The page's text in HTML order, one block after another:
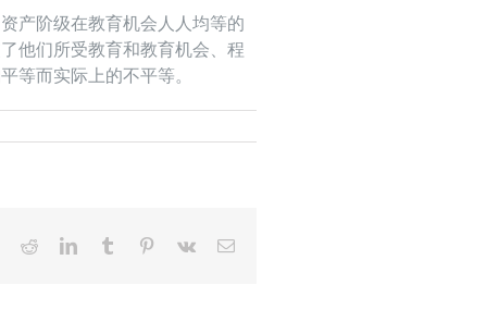
产阶级在教育机会人人均等的
他们所受教育和教育机会、程
等而实际上的不平等。
RedditLinkedInTumblr Pinterest
Vk Email